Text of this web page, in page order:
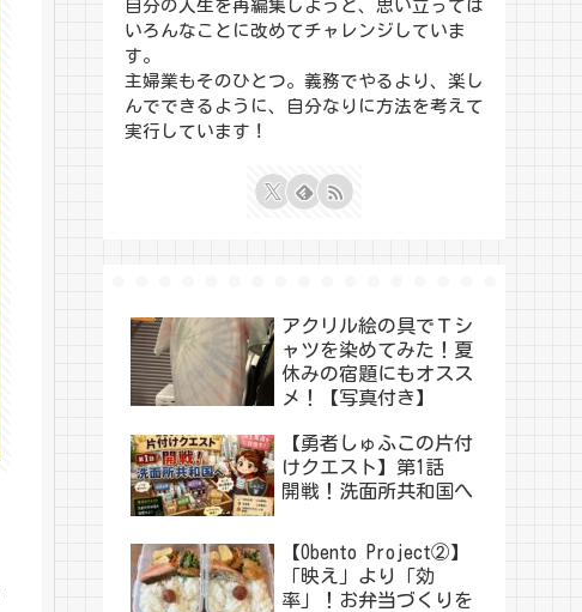
自分の人生を再編集しようと、思い立っては
いろんなことに改めてチャレンジしていま
す。
主婦業もそのひとつ。義務でやるより、楽し
んでできるように、自分なりに方法を考えて
実行しています！
アクリル絵の具でＴシ
ャツを染めてみた！夏
休みの宿題にもオスス
メ！【写真付き】
【勇者しゅふこの片付
けクエスト】第1話
開戦！洗面所共和国へ
【Obento Project②】
「映え」より「効
率」！お弁当づくりを